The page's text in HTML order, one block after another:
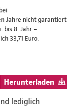
Jahre nicht garantiert
bis 8. Jahr –
33,71 Euro.
Herunterladen
lediglich